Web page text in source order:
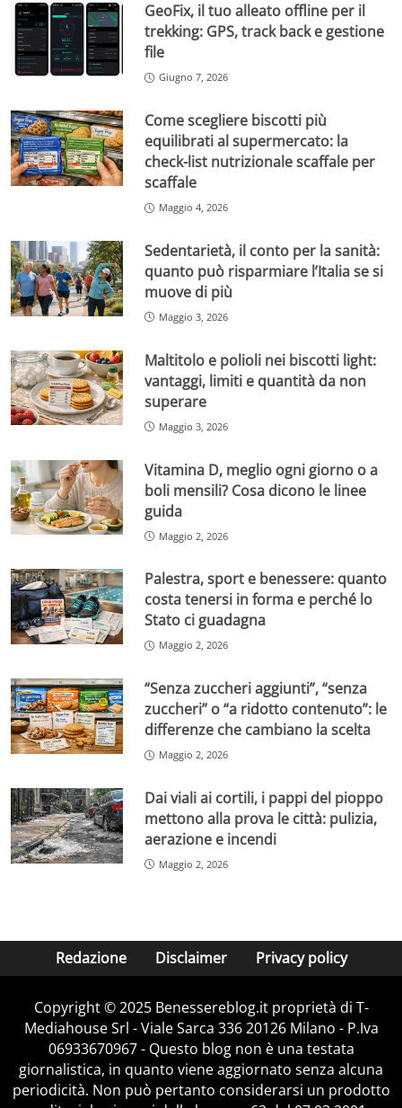
GeoFix, il tuo alleato offline per il
trekking: GPS, track back e gestione
file
Giugno 7, 2026
Come scegliere biscotti più
equilibrati al supermercato: la
check-list nutrizionale scaffale per
scaffale
Maggio 4, 2026
Sedentarietà, il conto per la sanità:
quanto può risparmiare l’Italia se si
muove di più
Maggio 3, 2026
Maltitolo e polioli nei biscotti light:
vantaggi, limiti e quantità da non
superare
Maggio 3, 2026
Vitamina D, meglio ogni giorno o a
boli mensili? Cosa dicono le linee
guida
Maggio 2, 2026
Palestra, sport e benessere: quanto
costa tenersi in forma e perché lo
Stato ci guadagna
Maggio 2, 2026
“Senza zuccheri aggiunti”, “senza
zuccheri” o “a ridotto contenuto”: le
differenze che cambiano la scelta
Maggio 2, 2026
Dai viali ai cortili, i pappi del pioppo
mettono alla prova le città: pulizia,
aerazione e incendi
Maggio 2, 2026
Redazione Disclaimer Privacy policy
Copyright © 2025 Benessereblog.it proprietà di T-
Mediahouse Srl - Viale Sarca 336 20126 Milano - P.Iva
06933670967 - Questo blog non è una testata
giornalistica, in quanto viene aggiornato senza alcuna
periodicità. Non può pertanto considerarsi un prodotto